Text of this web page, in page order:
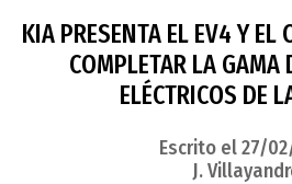
KIA PRESENTA EL EV4 Y EL
COMPLETAR LA GAMA
ELÉCTRICOS DE
Escrito el 27/
J.